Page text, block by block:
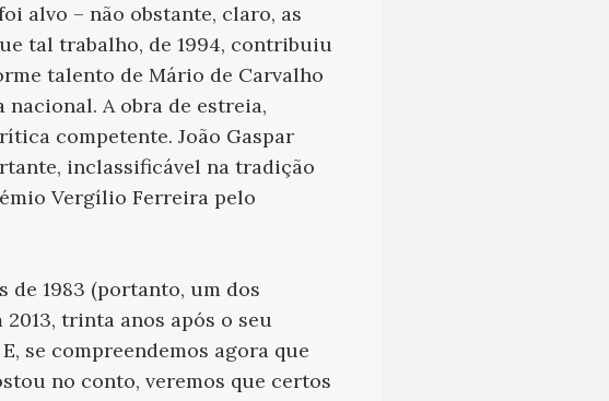
alvo – não obstante, claro, as
tal trabalho, de 1994, contribuiu
talento de Mário de Carvalho
A obra de estreia,
competente. João Gaspar
inclassificável na tradição
Vergílio Ferreira pelo
de 1983 (portanto, um dos
trinta anos após o seu
se compreendemos agora que
no conto, veremos que certos